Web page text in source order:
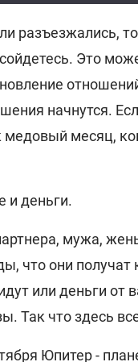
разъезжались,
Это
начнутся.
месяц,
и деньги.
мужа,
что они получат
или деньги от
Так что здесь
Юпитер -